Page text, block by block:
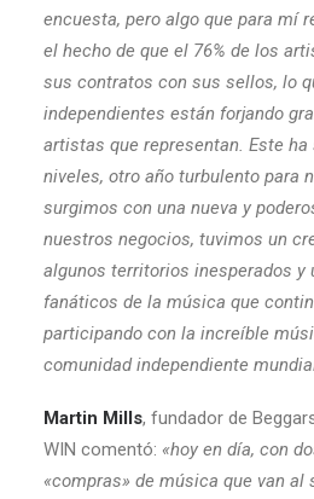
encuesta, pero algo que para mí
el hecho de que el 76% de los
sus contratos con sus sellos, lo
independientes están forjando
artistas que representan. Este ha
niveles, otro año turbulento para
surgimos con una nueva y
nuestros negocios, tuvimos un
algunos territorios inesperados y
fanáticos de la música que
participando con la increíble
comunidad independiente
Martin Mills, fundador de
WIN comentó: «hoy en día, con
«compras» de música que van al